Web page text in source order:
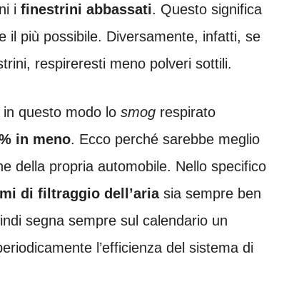
i finestrini abbassati. Questo significa
il più possibile. Diversamente, infatti, se
respireresti meno polveri sottili.
in questo modo lo smog respirato
in meno. Ecco perché sarebbe meglio
della propria automobile. Nello specifico
di filtraggio dell’ariasia sempre ben
segna sempre sul calendario un
l’efficienza del sistema di